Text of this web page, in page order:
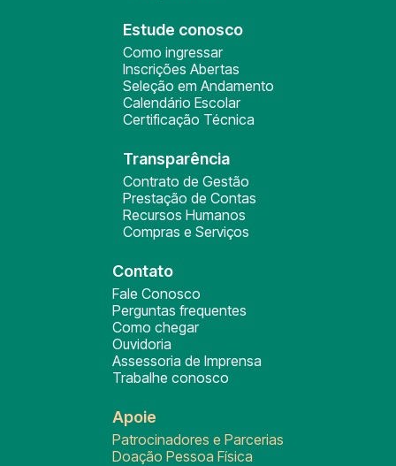
Estude conosco
Como ingressar
Inscrições Abertas
Seleção em Andamento
Calendário Escolar
Certificação Técnica
Transparência
Contrato de Gestão
Prestação de Contas
Recursos Humanos
Compras e Serviços
Contato
Fale Conosco
Perguntas frequentes
Como chegar
Ouvidoria
Assessoria de Imprensa
Trabalhe conosco
Apoie
Patrocinadores e Parcerias
Doação Pessoa Física